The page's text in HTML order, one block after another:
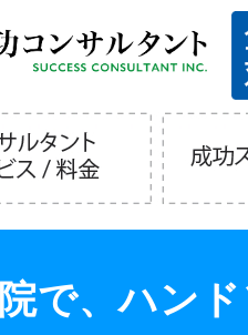
で、ハン